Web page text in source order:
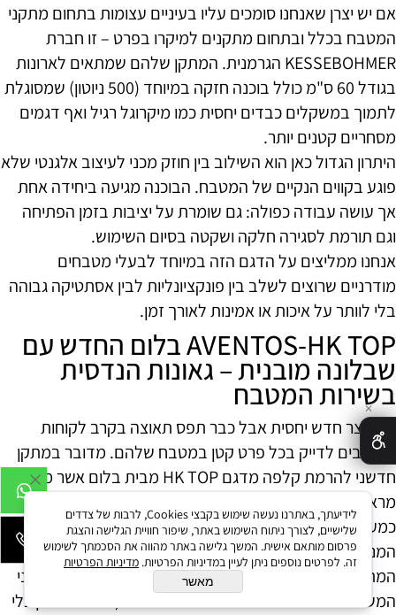
אם יש יצרן שאנחנו סומכים עליו בעיניים עצומות בתחום מתקני
המטבח בכלל ובתחום מתקנים למיקרו בפרט – זו חברת
KESSEBOHMER הגרמנית. המתקן שלהם שמתאים לארונות
בגודל 60 ס"מ כולל בוכנה חזקה במיוחד (500 ניוטון) שמסוגלת
לתמוך במשקלים כבדים יחסית כמו מיקרוגל רגיל ואף דגמים
מסחריים קטנים יותר.
היתרון הגדול כאן הוא השילוב בין חוזק מכני לעיצוב אלגנטי שלא
פוגע בקווים הנקיים של המטבח. הבוכנה מגיעה ביחידה אחת
אך עושה עבודה כפולה: גם שומרת על יציבות בזמן הפתיחה
וגם תורמת לסגירה חלקה ושקטה בסיום השימוש.
אנחנו ממליצים על הדגם הזה במיוחד לבעלי מטבחים
מודרניים שרוצים לשלב בין פונקציונליות לבין אסתטיקה גבוהה
בלי לוותר על איכות או אמינות לאורך זמן.
AVENTOS-HK TOP בלום החדש עם
שבלונה מובנית – גאונות הנדסית
בשירות המטבח
זה מוצר חדש יחסית אבל כבר תפס תאוצה בקרב לקוחות
שאוהבים לדייק בכל פרט קטן במטבח שלהם. מדובר במתקן
חדשני להרמת קלפה מדגם HK TOP מבית בלום אשר מגיע
מראש עם שבלונה מובנית להתקנה מדויקת ומהירה באופן
כמעט מושלם לכל משתמש ביתי או נגר מקצועי.
המנגנון מפעיל מערכת הרמה סימטרית ללא תלות ביד
המתפעל וזה יתרון עצום כשמדובר בשימוש יומיומי ע"י כל בני
המשפחה בגבהים שונים ובשימושים מגוונים (למשל אחסון כלי
✕
לידיעתך, באתרנו נעשה שימוש בקבצי Cookies, לרבות של צדדים
שלישיים, לצורך ניתוח השימוש באתר, שיפור חוויית הגלישה והצגת
פרסום מותאם אישית. המשך גלישה באתר מהווה את הסכמתך לשימוש
זה. לפרטים נוספים ניתן לעיין במדיניות הפרטיות. מדיניות הפרטיות
מאשר